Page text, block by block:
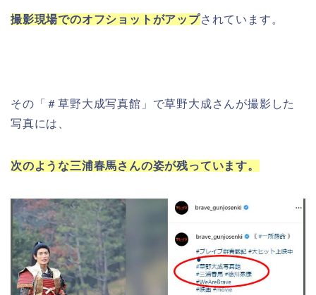
撮影現場でのオフショットがアップされています。
その「＃草野大成写真館」で草野大成さんが撮影した
写真には、
次のような三浦春馬さんの姿が残っています。